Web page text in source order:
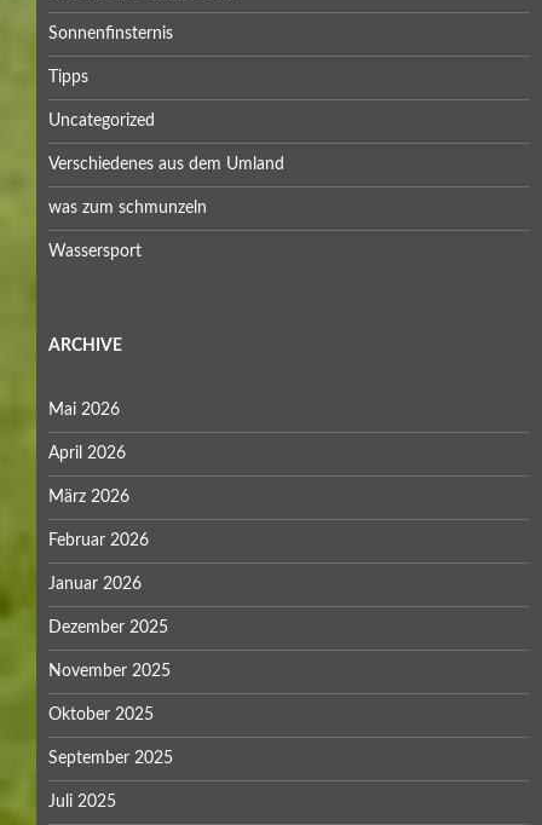
Sonnenfinsternis
Tipps
Uncategorized
Verschiedenes aus dem Umland
was zum schmunzeln
Wassersport
ARCHIVE
Mai 2026
April 2026
März 2026
Februar 2026
Januar 2026
Dezember 2025
November 2025
Oktober 2025
September 2025
Juli 2025